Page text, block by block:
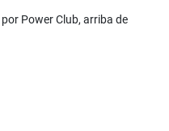
Power Club, arriba de